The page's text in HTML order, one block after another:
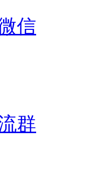
信
群